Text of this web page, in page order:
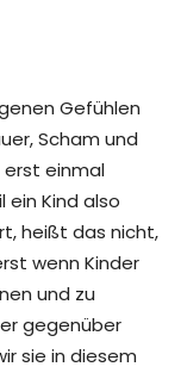
Gefühlen
Scham und
erst einmal
ein Kind also
heißt das nicht,
wenn Kinder
und zu
gegenüber
sie in diesem